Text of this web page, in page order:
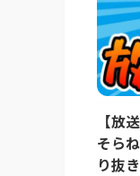
【放
そら
り抜き